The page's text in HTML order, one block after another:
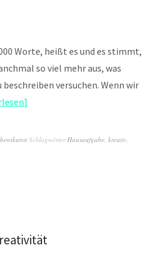
Worte, heißt es und es stimmt,
so viel mehr aus, was
versuchen. Wenn wir
SchlagwörterHausaufgabe, kreativ,